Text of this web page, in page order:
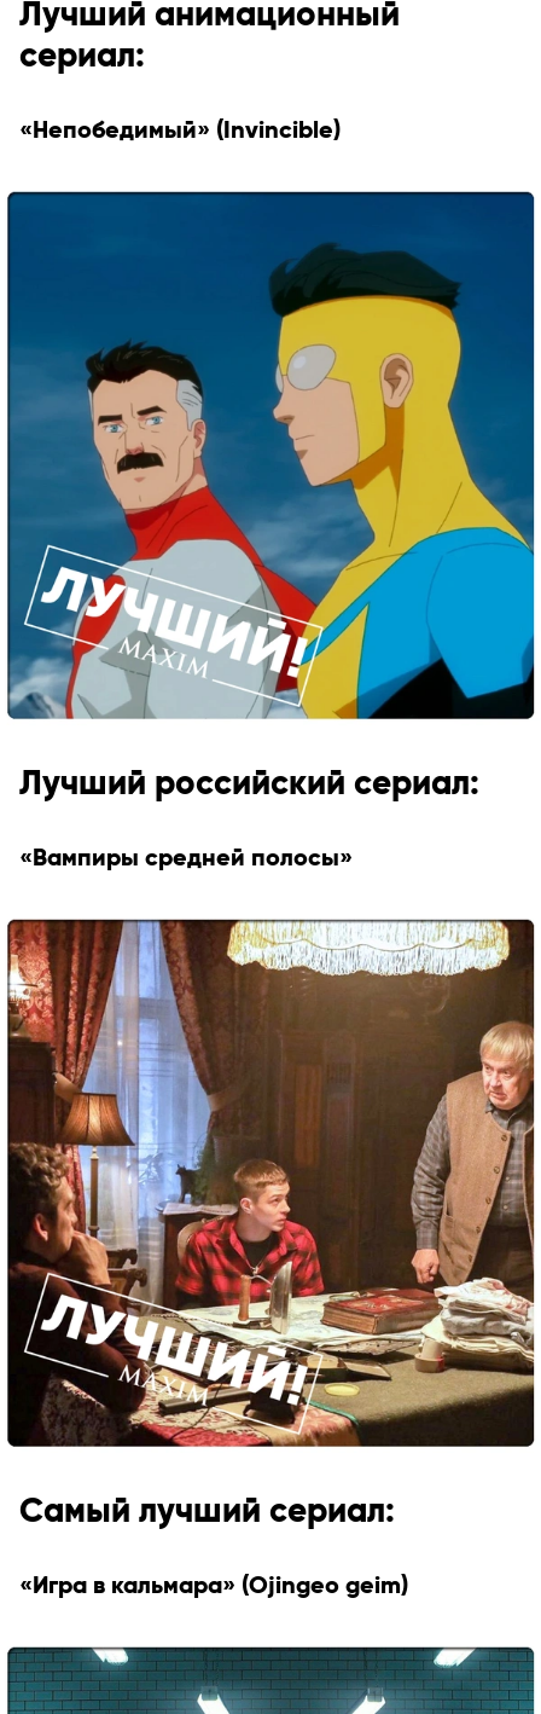
Лучший анимационный
сериал:
«Непобедимый» (Invincible)
Лучший российский сериал:
«Вампиры средней полосы»
Самый лучший сериал:
«Игра в кальмара» (Ojingeo geim)